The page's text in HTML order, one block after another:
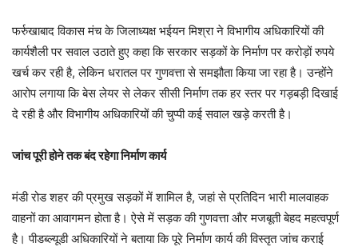
फर्रुखाबाद विकास मंच के जिलाध्यक्ष भईयन मिश्रा ने विभागीय अधिकारियों की
कार्यशैली पर सवाल उठाते हुए कहा कि सरकार सड़कों के निर्माण पर करोड़ों रुपये
खर्च कर रही है, लेकिन धरातल पर गुणवत्ता से समझौता किया जा रहा है। उन्होंने
आरोप लगाया कि बेस लेयर से लेकर सीसी निर्माण तक हर स्तर पर गड़बड़ी दिखाई
दे रही है और विभागीय अधिकारियों की चुप्पी कई सवाल खड़े करती है।
जांच पूरी होने तक बंद रहेगा निर्माण कार्य
मंडी रोड शहर की प्रमुख सड़कों में शामिल है, जहां से प्रतिदिन भारी मालवाहक
वाहनों का आवागमन होता है। ऐसे में सड़क की गुणवत्ता और मजबूती बेहद महत्वपूर्ण
है। पीडब्ल्यूडी अधिकारियों ने बताया कि पूरे निर्माण कार्य की विस्तृत जांच कराई